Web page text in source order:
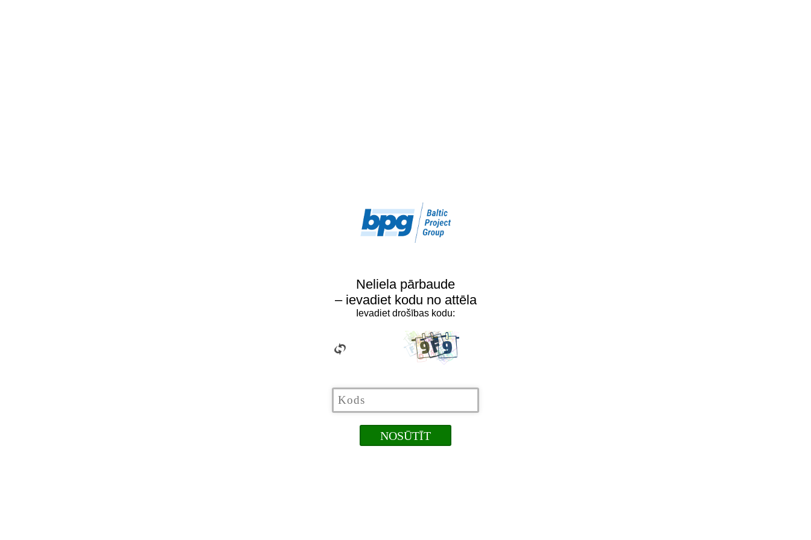
Neliela pārbaude
– ievadiet kodu no attēla
Ievadiet drošības kodu: